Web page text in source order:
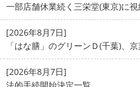
一部店舗休業続く三栄堂(東京)に
[2026年8月7日]
「はな膳」のグリーンＤ(千葉)
[2026年8月7日]